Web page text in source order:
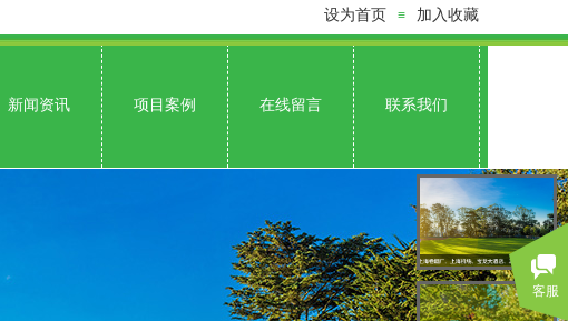
新闻资讯 项目案例 在线留言 联系我们
设为首页 ≡ 加入收藏
客服